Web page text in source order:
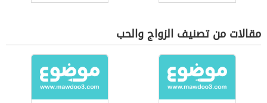
مقالات من تصنيف الزواج والحب